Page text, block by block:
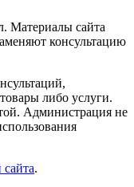
Материалы сайта
консультацию
либо услуги.
Администрация не
.